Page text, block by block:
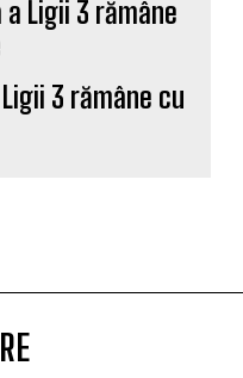
Ligii 3 rămâne cu